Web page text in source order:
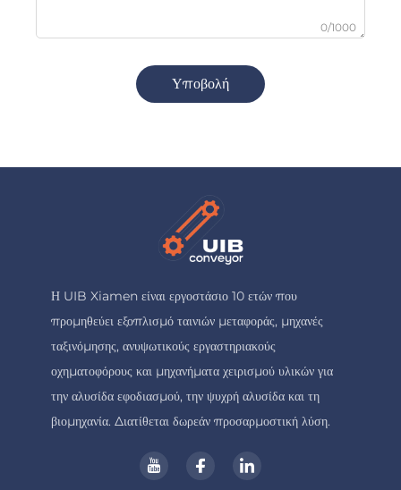
0/1000
Υποβολή
Η UIB Xiamen είναι εργοστάσιο 10 ετών που
προμηθεύει εξοπλισμό ταινιών μεταφοράς, μηχανές
ταξινόμησης, ανυψωτικούς εργαστηριακούς
οχηματοφόρους και μηχανήματα χειρισμού υλικών για
την αλυσίδα εφοδιασμού, την ψυχρή αλυσίδα και τη
βιομηχανία. Διατίθεται δωρεάν προσαρμοστική λύση.